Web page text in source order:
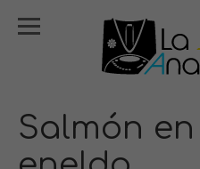
Salmón